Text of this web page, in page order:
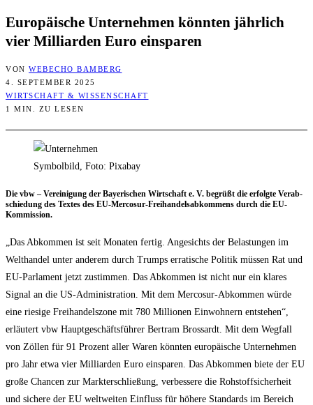
Euro­päi­sche Unter­neh­men könn­ten jähr­lich
vier Mil­li­ar­den Euro einsparen
VON WEBECHO BAMBERG
4. SEPTEMBER 2025
WIRTSCHAFT & WISSENSCHAFT
1 MIN. ZU LESEN
Symbolbild, Foto: Pixabay
Die vbw – Ver­ei­ni­gung der Baye­ri­schen Wirt­schaft e. V. begrüßt die erfolg­te Ver­ab­
schie­dung des Tex­tes des EU-Mer­co­sur-Frei­han­dels­ab­kom­mens durch die EU-
Kommission.
„Das Abkom­men ist seit Mona­ten fer­tig. Ange­sichts der Belas­tun­gen im
Welt­han­del unter ande­rem durch Trumps erra­ti­sche Poli­tik müs­sen Rat und
EU-Par­la­ment jetzt zustim­men. Das Abkom­men ist nicht nur ein kla­res
Signal an die US-Admi­nis­tra­ti­on. Mit dem Mer­co­sur-Abkom­men wür­de
eine rie­si­ge Frei­han­dels­zo­ne mit 780 Mil­lio­nen Ein­woh­nern ent­ste­hen“,
erläu­tert vbw Haupt­ge­schäfts­füh­rer Bert­ram Bros­sardt. Mit dem Weg­fall
von Zöl­len für 91 Pro­zent aller Waren könn­ten euro­päi­sche Unter­neh­men
pro Jahr etwa vier Mil­li­ar­den Euro ein­spa­ren. Das Abkom­men bie­te der EU
gro­ße Chan­cen zur Markt­er­schlie­ßung, ver­bes­se­re die Roh­stoff­si­cher­heit
und siche­re der EU welt­wei­ten Ein­fluss für höhe­re Stan­dards im Bereich